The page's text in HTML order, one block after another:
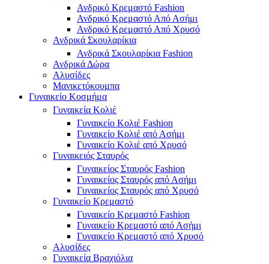
Ανδρικό Κρεμαστό Fashion
Ανδρικό Κρεμαστό Από Ασήμι
Ανδρικό Κρεμαστό Από Χρυσό
Ανδρικά Σκουλαρίκια
Ανδρικά Σκουλαρίκια Fashion
Ανδρικά Δώρα
Αλυσίδες
Μανικετόκουμπα
Γυναικείο Κοσμήμα
Γυναικεία Κολιέ
Γυναικείο Κολιέ Fashion
Γυναικείο Κολιέ από Ασήμι
Γυναικείο Κολιέ από Χρυσό
Γυναικειός Σταυρός
Γυναικείος Σταυρός Fashion
Γυναικείος Σταυρός από Ασήμι
Γυναικείος Σταυρός από Χρυσό
Γυναικείο Κρεμαστό
Γυναικείο Κρεμαστό Fashion
Γυναικείο Κρεμαστό από Ασήμι
Γυναικείο Κρεμαστό από Χρυσό
Αλυσίδες
Γυναικεία Βραχιόλια